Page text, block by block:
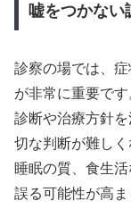
嘘をつかない
診察の場では、
が非常に重要で
診断や治療方針
切な判断が難しく
睡眠の質、食生
誤る可能性が高